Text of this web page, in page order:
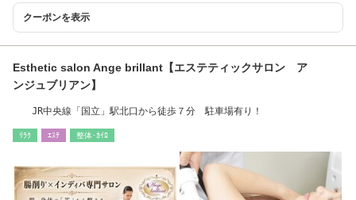
クーポンを表示
Esthetic salon Ange brillant【エステティックサロン ア
ンジュブリアン】
JR中央線「国立」駅北口から徒歩７分 駐車場有り！
ﾘﾗｸ ｴｽﾃ 整体･ｶｲﾛ